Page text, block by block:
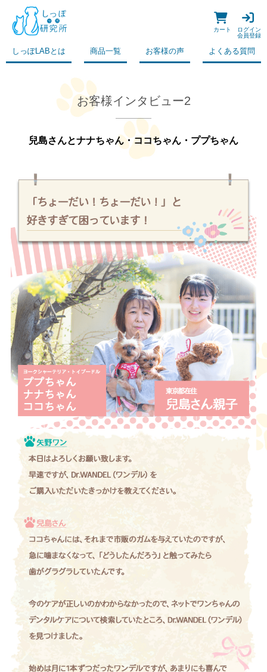
カート
ログイン
会員登録
しっぽLABとは 商品一覧 お客様の声 よくある質問
お客様インタビュー2
兒島さんとナナちゃん・ココちゃん・ププちゃん